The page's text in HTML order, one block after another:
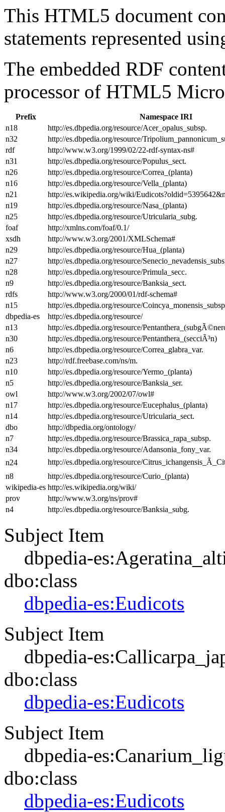
This HTML5 document
statements represented
The embedded RDF
processor of HTML5
Prefix
Namespace IRI
n18
http://es.dbpedia.org/resource/Acer_opalus_subsp.
n32
http://es.dbpedia.org/resource/
rdf
http://www.w3.org/1999/02/22-rdf-syntax-ns#
n31
http://es.dbpedia.org/resource/Populus_sect.
n26
http://es.dbpedia.org/resource/Correa_(planta)
n16
http://es.dbpedia.org/resource/Vella_(planta)
n21
http://es.wikipedia.org/wiki/
n19
http://es.dbpedia.org/resource/Nasa_(planta)
n25
http://es.dbpedia.org/resource/Utricularia_subg.
foaf
http://xmlns.com/foaf/0.1/
xsdh
http://www.w3.org/2001/XMLSchema#
n29
http://es.dbpedia.org/resource/Hua_(planta)
n27
http://es.dbpedia.org/resource/
n28
http://es.dbpedia.org/resource/Primula_secc.
n9
http://es.dbpedia.org/resource/Banksia_sect.
rdfs
http://www.w3.org/2000/01/rdf-schema#
n15
http://es.dbpedia.org/resource/
dbpedia-es
http://es.dbpedia.org/resource/
n13
http://es.dbpedia.org/resource/
n30
http://es.dbpedia.org/resource/Pentanthera_(secciÃ³n)
n6
http://es.dbpedia.org/resource/Correa_glabra_var.
n23
http://rdf.freebase.com/ns/m.
n10
http://es.dbpedia.org/resource/Yermo_(planta)
n5
http://es.dbpedia.org/resource/Banksia_ser.
owl
http://www.w3.org/2002/07/owl#
n17
http://es.dbpedia.org/resource/Eucephalus_(planta)
n14
http://es.dbpedia.org/resource/Utricularia_sect.
dbo
http://dbpedia.org/ontology/
n7
http://es.dbpedia.org/resource/Brassica_rapa_subsp.
n34
http://es.dbpedia.org/resource/Adansonia_fony_var.
n24
http://es.dbpedia.org/resource/
n8
http://es.dbpedia.org/resource/Curio_(planta)
wikipedia-es http://es.wikipedia.org/wiki/
prov
http://www.w3.org/ns/prov#
n4
http://es.dbpedia.org/resource/Banksia_subg.
Subject Item
dbpedia-
dbo:class
dbpedia-es:Eudicots
Subject Item
dbpedia-
dbo:class
dbpedia-es:Eudicots
Subject Item
dbpedia-
dbo:class
dbpedia-es:Eudicots